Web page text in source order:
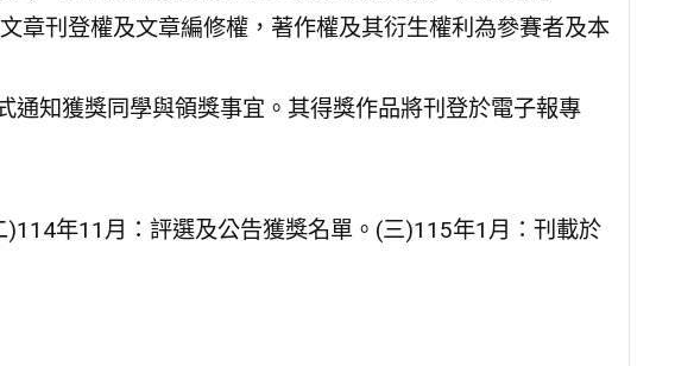
章刊登權及文章編修權，著作權及其衍生權利為參賽者及本
通知獲獎同學與領獎事宜。其得獎作品將刊登於電子報專
)114年11月：評選及公告獲獎名單。(三)115年1月：刊載於